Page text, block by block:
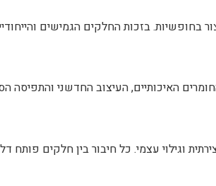
בחופשיות. בזכות החלקים הגמישים
האיכותיים, העיצוב החדשני והתפיסה
וגילוי עצמי. כל חיבור בין חלקים פותח